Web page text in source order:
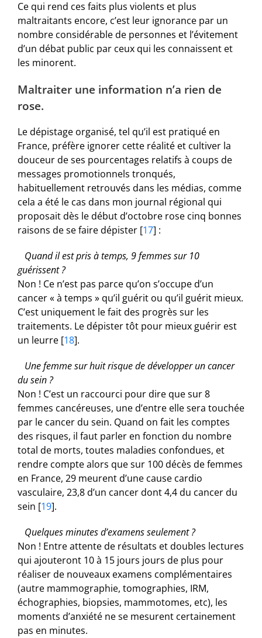
Ce qui rend ces faits plus violents et plus
maltraitants encore, c’est leur ignorance par un
nombre considérable de personnes et l’évitement
d’un débat public par ceux qui les connaissent et
les minorent.
Maltraiter une information n’a rien de
rose.
Le dépistage organisé, tel qu’il est pratiqué en
France, préfère ignorer cette réalité et cultiver la
douceur de ses pourcentages relatifs à coups de
messages promotionnels tronqués,
habituellement retrouvés dans les médias, comme
cela a été le cas dans mon journal régional qui
proposait dès le début d’octobre rose cinq bonnes
raisons de se faire dépister[17] :
Quand il est pris à temps, 9 femmes sur 10
guérissent ?
Non ! Ce n’est pas parce qu’on s’occupe d’un
cancer « à temps » qu’il guérit ou qu’il guérit mieux.
C’est uniquement le fait des progrès sur les
traitements. Le dépister tôt pour mieux guérir est
un leurre[18].
Une femme sur huit risque de développer un cancer
du sein ?
Non ! C’est un raccourci pour dire que sur 8
femmes cancéreuses, une d’entre elle sera touchée
par le cancer du sein. Quand on fait les comptes
des risques, il faut parler en fonction du nombre
total de morts, toutes maladies confondues, et
rendre compte alors que sur 100 décès de femmes
en France, 29 meurent d’une cause cardio
vasculaire, 23,8 d’un cancer dont 4,4 du cancer du
sein [19].
Quelques minutes d’examens seulement ?
Non ! Entre attente de résultats et doubles lectures
qui ajouteront 10 à 15 jours jours de plus pour
réaliser de nouveaux examens complémentaires
(autre mammographie, tomographies, IRM,
échographies, biopsies, mammotomes, etc), les
moments d’anxiété ne se mesurent certainement
pas en minutes.